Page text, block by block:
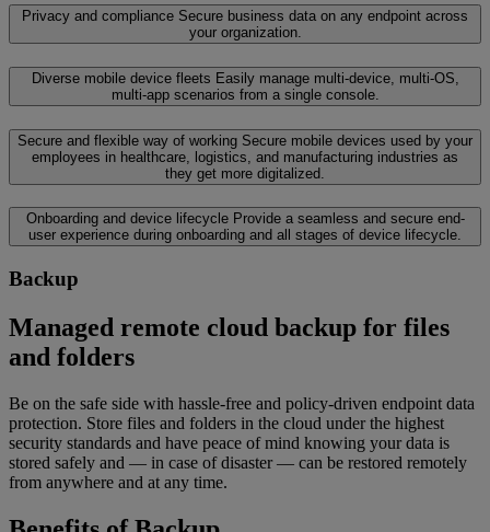
Privacy and compliance Secure business data on any endpoint across
your organization.
Diverse mobile device fleets Easily manage multi-device, multi-OS,
multi-app scenarios from a single console.
Secure and flexible way of working Secure mobile devices used by your
employees in healthcare, logistics, and manufacturing industries as
they get more digitalized.
Onboarding and device lifecycle Provide a seamless and secure end-
user experience during onboarding and all stages of device lifecycle.
Backup
Managed remote cloud backup for files
and folders
Be on the safe side with hassle-free and policy-driven endpoint data
protection. Store files and folders in the cloud under the highest
security standards and have peace of mind knowing your data is
stored safely and — in case of disaster — can be restored remotely
from anywhere and at any time.